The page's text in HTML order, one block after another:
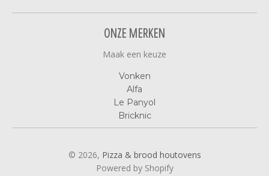
ONZE MERKEN
Maak een keuze
Vonken
Alfa
Le Panyol
Bricknic
© 2026, Pizza & brood houtovens
Powered by Shopify